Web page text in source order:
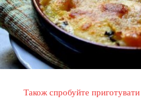
Також спробуйте приготувати